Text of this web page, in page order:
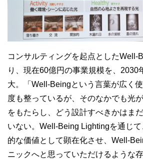
コンサルティングを起点としたWell-
り、現在60億円の事業規模を、 2030
大。「 Well-Beingという言葉が広く使
度も整っているが、そのなかでも光
をもたらし、どう設計すべきかはま
いない。 Well-Being Lightingを通じ
的な価値として顕在化させ、 Well-
ニックへと思っていただけるような